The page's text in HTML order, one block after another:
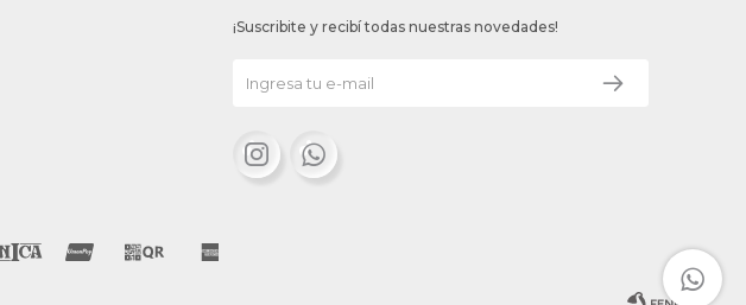
¡Suscribite y recibí todas nuestras novedades!
 